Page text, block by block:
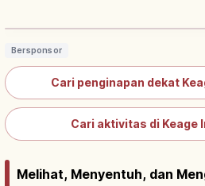
Bersponsor
Cari penginapan dekat
Cari aktivitas di Keage
Melihat, Menyentuh, dan